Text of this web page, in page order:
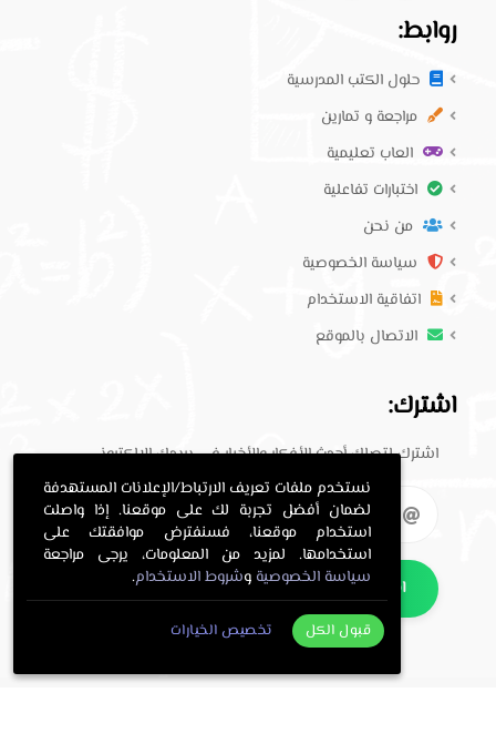
روابط:
حلول الكتب المدرسية
مراجعة و تمارين
العاب تعليمية
اختبارات تفاعلية
من نحن
سياسة الخصوصية
اتفاقية الاستخدام
الاتصال بالموقع
اشترك:
اشترك لتصلك أحدث الأفكار والأخبار في بريدك الإلكتروني.
اشترك
نستخدم ملفات تعريف الارتباط/الإعلانات المستهدفة
لضمان أفضل تجربة لك على موقعنا. إذا واصلت
استخدام موقعنا، فسنفترض موافقتك على
استخدامها. لمزيد من المعلومات، يرجى مراجعة
سياسة الخصوصية وشروط الاستخدام.
قبول الكل تخصيص الخيارات